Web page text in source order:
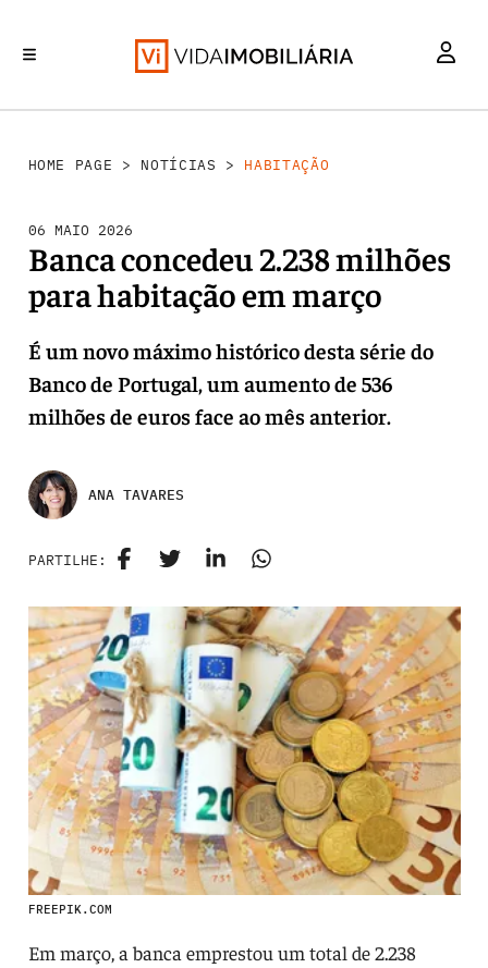
HOME PAGE > NOTÍCIAS > HABITAÇÃO
06 MAIO 2026
Banca concedeu 2.238 milhões
para habitação em março
É um novo máximo histórico desta série do
Banco de Portugal, um aumento de 536
milhões de euros face ao mês anterior.
ANA TAVARES
PARTILHE:
FREEPIK.COM
Em março, a banca emprestou um total de 2.238